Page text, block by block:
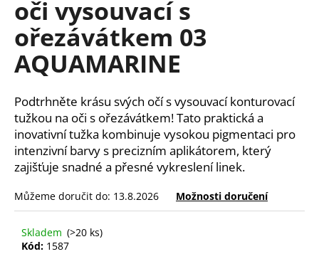
oči vysouvací s
ořezávátkem 03
AQUAMARINE
Podtrhněte krásu svých očí s vysouvací konturovací
tužkou na oči s ořezávátkem! Tato praktická a
inovativní tužka kombinuje vysokou pigmentaci pro
intenzivní barvy s precizním aplikátorem, který
zajišťuje snadné a přesné vykreslení linek.
Můžeme doručit do: 13.8.2026 Možnosti doručení
Skladem (>20 ks)
Kód: 1587
a
j
í
t
?
HLEDAT
D
o